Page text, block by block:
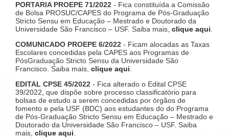
PORTARIA PROEPE 71/2022 - Fica constituída a Comissão
de Bolsa PROSUC/CAPES do Programa de Pós-Graduação
Stricto Sensu em Educação – Mestrado e Doutorado da
Universidade São Francisco – USF. Saiba mais, clique aqui.
COMUNICADO PROEPE 6/2022 - Ficam alocadas as Taxas
Escolares concedidas pela CAPES aos Programas de
PósGraduação Stricto Sensu da Universidade São
Francisco. Saiba mais, clique aqui.
EDITAL CPSE 45/2022 - Fica alterado o Edital CPSE
39/2022, que dispõe sobre processo classificatório para
bolsas de estudo a serem concedidas por órgãos de
fomento e pela USF (BDC) aos estudantes do do Programa
de Pós-Graduação Stricto Sensu em Educação – Mestrado e
Doutorado da Universidade São Francisco – USF. Saiba
mais, clique aqui.